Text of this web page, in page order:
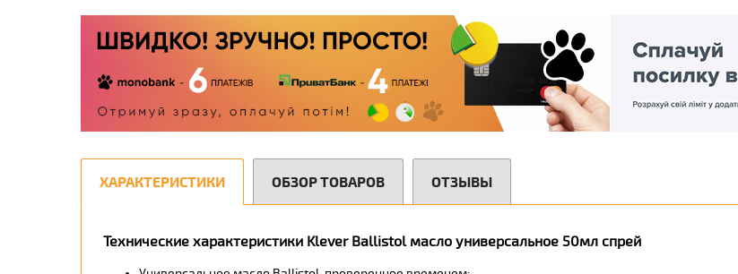
ХАРАКТЕРИСТИКИ
Технические характеристики Klever Ballistol масло универсальное 50мл спрей
ОБЗОР ТОВАРОВ ОТЗЫВЫ